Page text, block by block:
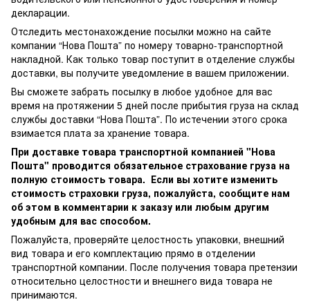
декларации.
Отследить местонахождение посылки можно на сайте
компании “Нова Пошта” по номеру товарно-транспортной
накладной. Как только товар поступит в отделение службы
доставки, вы получите уведомление в вашем приложении.
Вы сможете забрать посылку в любое удобное для вас
время на протяжении 5 дней после прибытия груза на склад
службы доставки “Нова Пошта”. По истечении этого срока
взимается плата за хранение товара.
При доставке товара транспортной компанией "Нова
Пошта" проводится обязательное страхование груза на
полную стоимость товара. Если вы хотите изменить
стоимость страховки груза, пожалуйста, сообщите нам
об этом в комментарии к заказу или любым другим
удобным для вас способом.
Пожалуйста, проверяйте целостность упаковки, внешний
вид товара и его комплектацию прямо в отделении
транспортной компании. После получения товара претензии
относительно целостности и внешнего вида товара не
принимаются.